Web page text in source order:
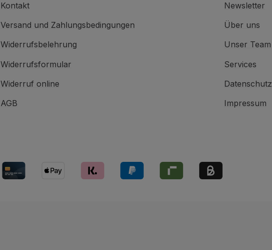
Kontakt
Versand und Zahlungsbedingungen
Widerrufsbelehrung
Widerrufsformular
Widerruf online
AGB
Newsletter
Über uns
Unser Team
Services
Datenschutz
Impressum